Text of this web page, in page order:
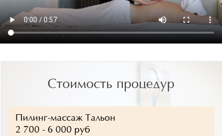
Стоимость процедур
Пилинг-массаж Тальон
2 700 - 6 000 руб